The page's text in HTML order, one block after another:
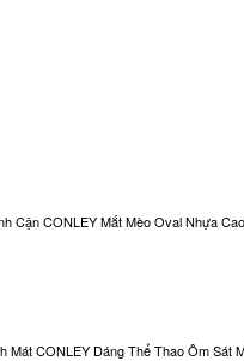
Cận CONLEY Mắt Mèo Oval Nhựa
Mát CONLEY Dáng Thể Thao Ôm Sát